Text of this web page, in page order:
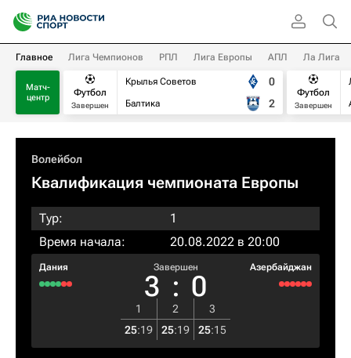
Главное Лига Чемпионов РПЛ Лига Европы АПЛ Ла Лига
Матч-
центр
Футбол
Завершен
Крылья Советов
Балтика
0
2
Футбол
Завершен
Волейбол
Квалификация чемпионата Европы
Тур:
1
Время начала:
20.08.2022 в 20:00
Дания Завершен
3 : 0
Азербайджан
1 2
3
25:19 25:19 25:15